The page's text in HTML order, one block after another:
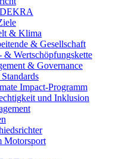
& Klima
& Gesellschaft
& Wertschöpfungskette
& Governance
Impact-Programm
und Inklusion​
Motorsport